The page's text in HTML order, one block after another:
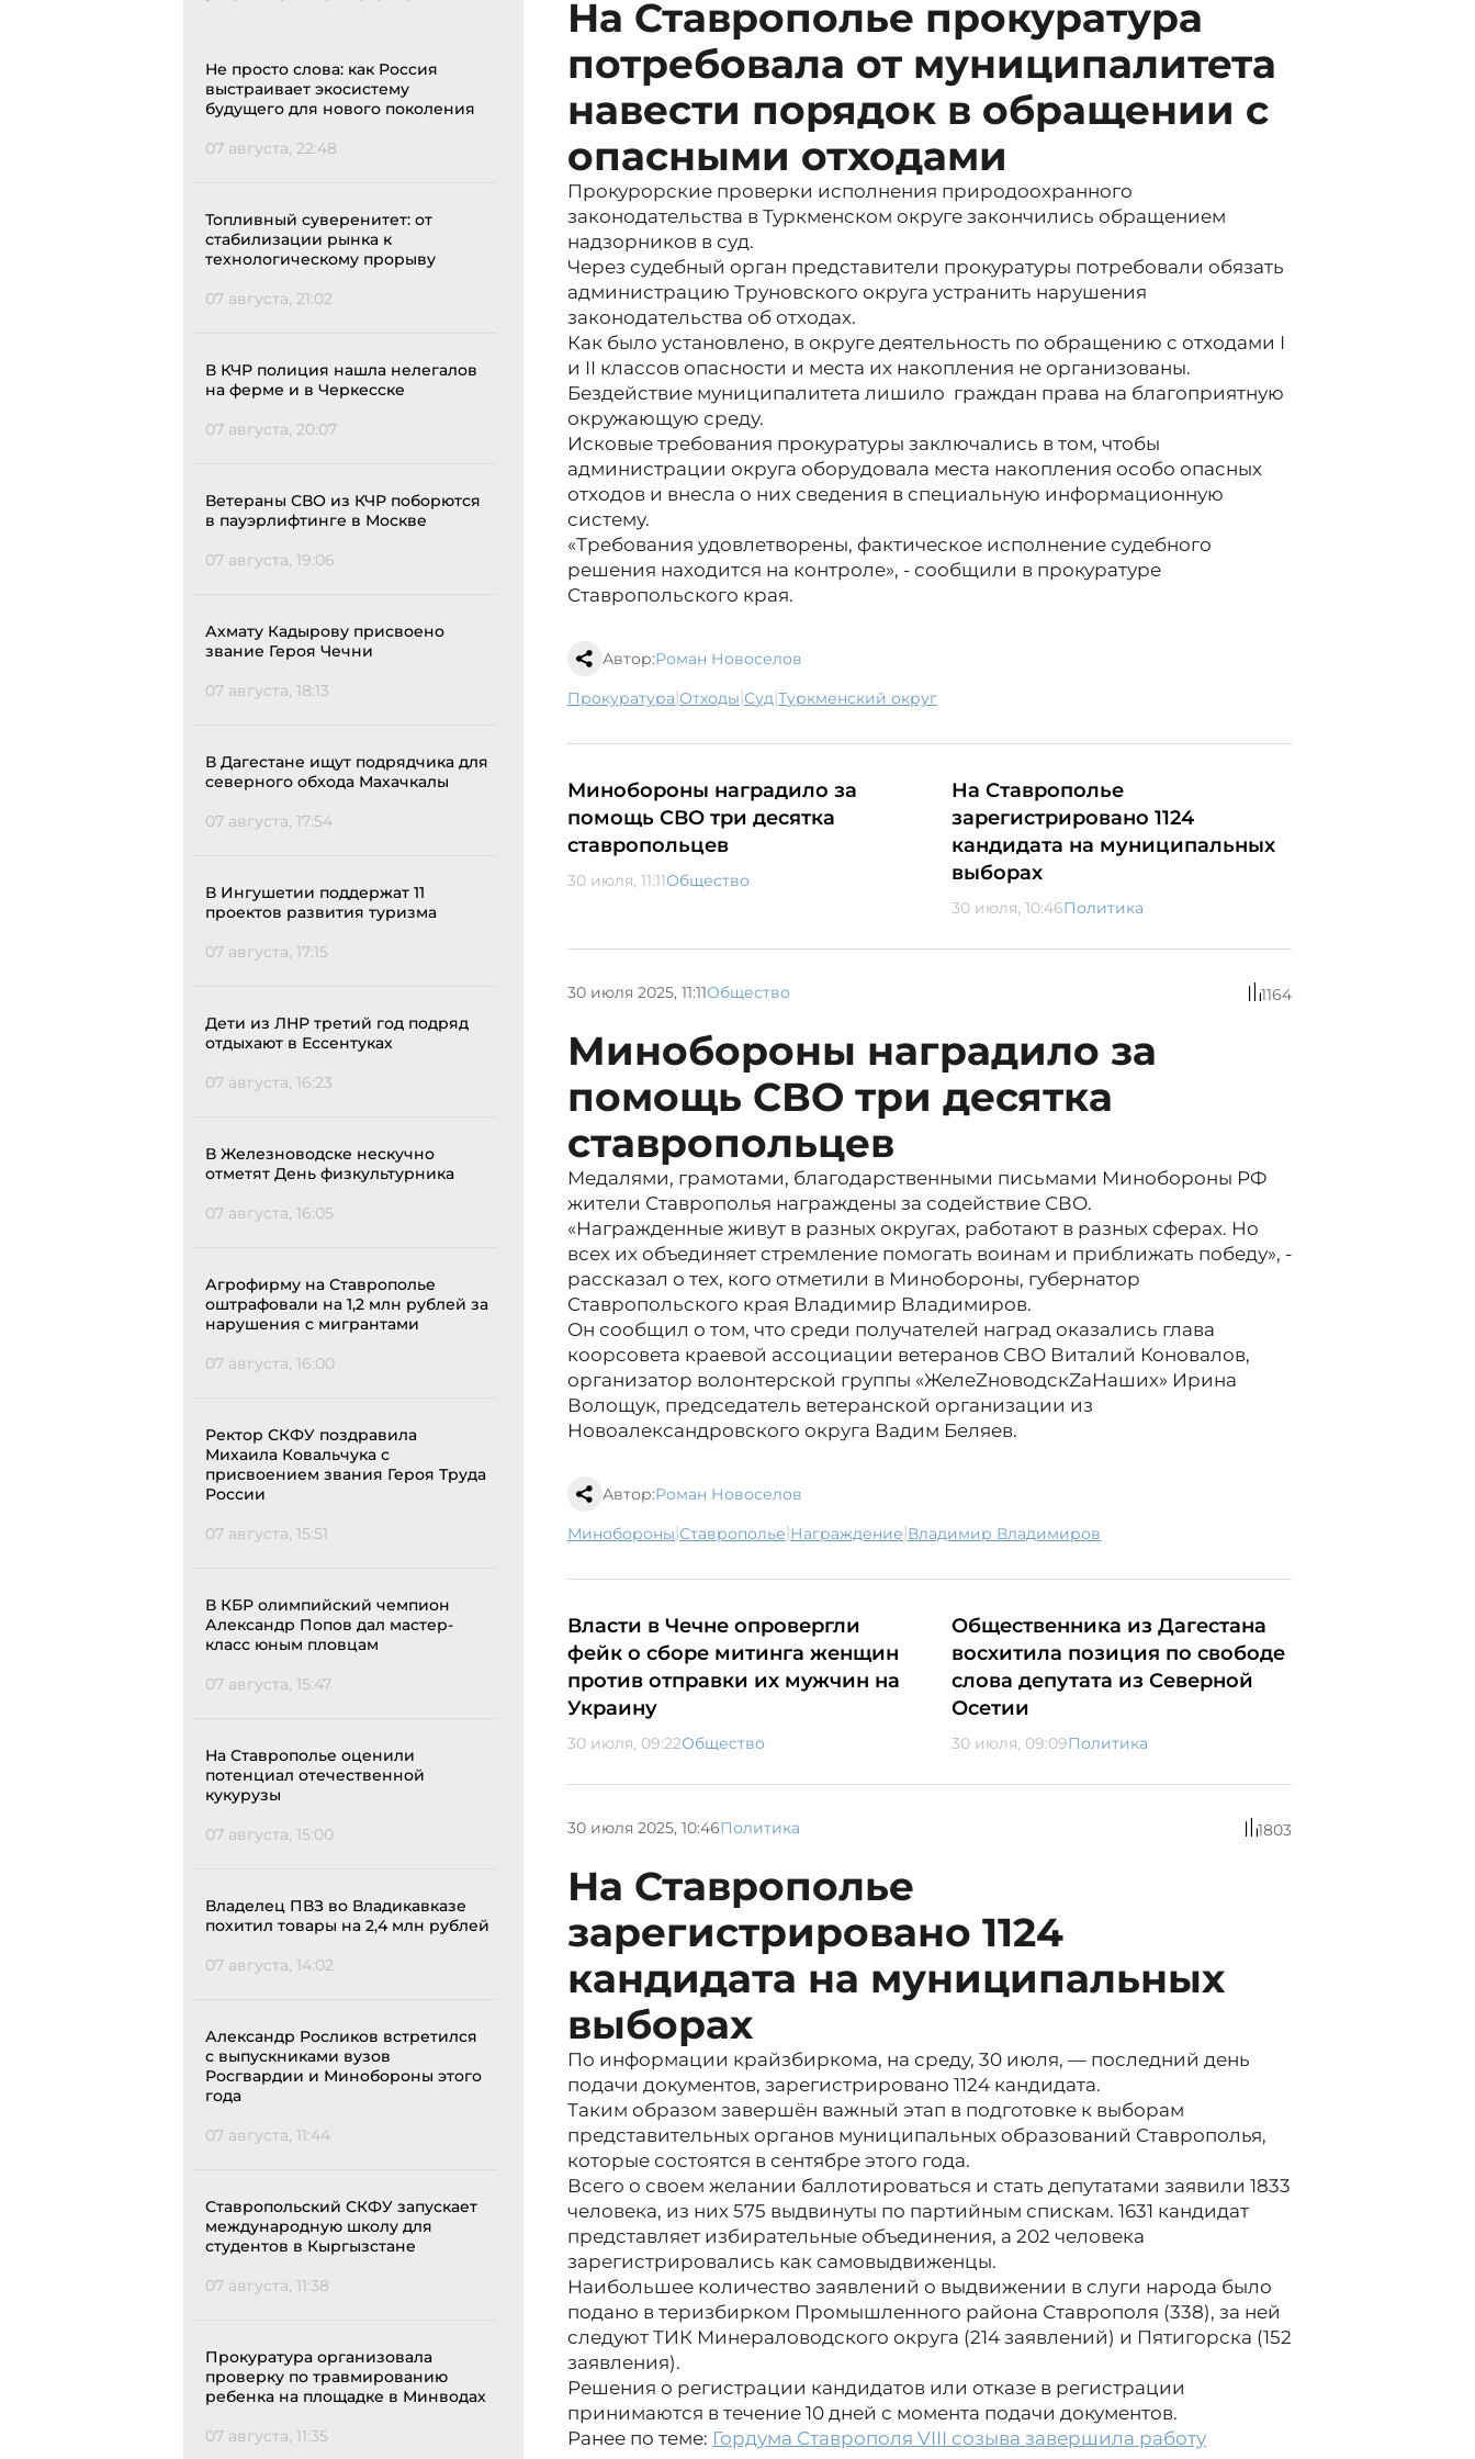
Не просто слова: как Россия
выстраивает экосистему
будущего для нового поколения
07 августа, 22:48
Топливный суверенитет: от
стабилизации рынка к
технологическому прорыву
07 августа, 21:02
В КЧР полиция нашла нелегалов
на ферме и в Черкесске
07 августа, 20:07
Ветераны СВО из КЧР поборются
в пауэрлифтинге в Москве
07 августа, 19:06
Ахмату Кадырову присвоено
звание Героя Чечни
07 августа, 18:13
В Дагестане ищут подрядчика для
северного обхода Махачкалы
07 августа, 17:54
В Ингушетии поддержат 11
проектов развития туризма
07 августа, 17:15
Дети из ЛНР третий год подряд
отдыхают в Ессентуках
07 августа, 16:23
В Железноводске нескучно
отметят День физкультурника
07 августа, 16:05
Агрофирму на Ставрополье
оштрафовали на 1,2 млн рублей за
нарушения с мигрантами
07 августа, 16:00
Ректор СКФУ поздравила
Михаила Ковальчука с
присвоением звания Героя Труда
России
07 августа, 15:51
В КБР олимпийский чемпион
Александр Попов дал мастер-
класс юным пловцам
07 августа, 15:47
На Ставрополье оценили
потенциал отечественной
кукурузы
07 августа, 15:00
Владелец ПВЗ во Владикавказе
похитил товары на 2,4 млн рублей
07 августа, 14:02
Александр Росликов встретился
с выпускниками вузов
Росгвардии и Минобороны этого
года
07 августа, 11:44
Ставропольский СКФУ запускает
международную школу для
студентов в Кыргызстане
07 августа, 11:38
Прокуратура организовала
проверку по травмированию
ребенка на площадке в Минводах
07 августа, 11:35
На Ставрополье прокуратура
потребовала от муниципалитета
навести порядок в обращении с
опасными отходами
Прокурорские проверки исполнения природоохранного
законодательства в Туркменском округе закончились обращением
надзорников в суд.
Через судебный орган представители прокуратуры потребовали обязать
администрацию Труновского округа устранить нарушения
законодательства об отходах.
Как было установлено, в округе деятельность по обращению с отходами I
и II классов опасности и места их накопления не организованы.
Бездействие муниципалитета лишило граждан права на благоприятную
окружающую среду.
Исковые требования прокуратуры заключались в том, чтобы
администрации округа оборудовала места накопления особо опасных
отходов и внесла о них сведения в специальную информационную
систему.
«Требования удовлетворены, фактическое исполнение судебного
решения находится на контроле», - сообщили в прокуратуре
Ставропольского края.
Автор:Роман Новоселов
прокуратура| отходы| суд| Туркменский округ
Минобороны наградило за
помощь СВО три десятка
ставропольцев
30 июля, 11:11Общество
На Ставрополье
зарегистрировано 1124
кандидата на муниципальных
выборах
30 июля, 10:46Политика
30 июля 2025, 11:11Общество 1164
Минобороны наградило за
помощь СВО три десятка
ставропольцев
Медалями, грамотами, благодарственными письмами Минобороны РФ
жители Ставрополья награждены за содействие СВО.
«Награжденные живут в разных округах, работают в разных сферах. Но
всех их объединяет стремление помогать воинам и приближать победу», -
рассказал о тех, кого отметили в Минобороны, губернатор
Ставропольского края Владимир Владимиров.
Он сообщил о том, что среди получателей наград оказались глава
коорсовета краевой ассоциации ветеранов СВО Виталий Коновалов,
организатор волонтерской группы «ЖелеZноводскZаНаших» Ирина
Волощук, председатель ветеранской организации из
Новоалександровского округа Вадим Беляев.
Автор:Роман Новоселов
минобороны| Ставрополье| награждение| Владимир Владимиров
Власти в Чечне опровергли
фейк о сборе митинга женщин
против отправки их мужчин на
Украину
30 июля, 09:22Общество
Общественника из Дагестана
восхитила позиция по свободе
слова депутата из Северной
Осетии
30 июля, 09:09Политика
30 июля 2025, 10:46Политика 1803
На Ставрополье
зарегистрировано 1124
кандидата на муниципальных
выборах
По информации крайзбиркома, на среду, 30 июля, — последний день
подачи документов, зарегистрировано 1124 кандидата.
Таким образом завершён важный этап в подготовке к выборам
представительных органов муниципальных образований Ставрополья,
которые состоятся в сентябре этого года.
Всего о своем желании баллотироваться и стать депутатами заявили 1833
человека, из них 575 выдвинуты по партийным спискам. 1631 кандидат
представляет избирательные объединения, а 202 человека
зарегистрировались как самовыдвиженцы.
Наибольшее количество заявлений о выдвижении в слуги народа было
подано в теризбирком Промышленного района Ставрополя (338), за ней
следуют ТИК Минераловодского округа (214 заявлений) и Пятигорска (152
заявления).
Решения о регистрации кандидатов или отказе в регистрации
принимаются в течение 10 дней с момента подачи документов.
Ранее по теме: Гордума Ставрополя VIII созыва завершила работу